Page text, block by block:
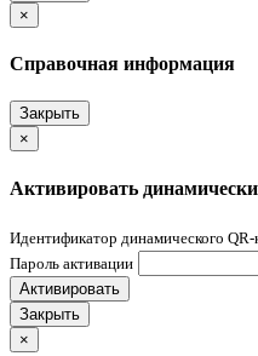
×
Справочная информация
Закрыть
×
Активировать
Идентификатор динамического QR-
Пароль активации
Активировать
Закрыть
×